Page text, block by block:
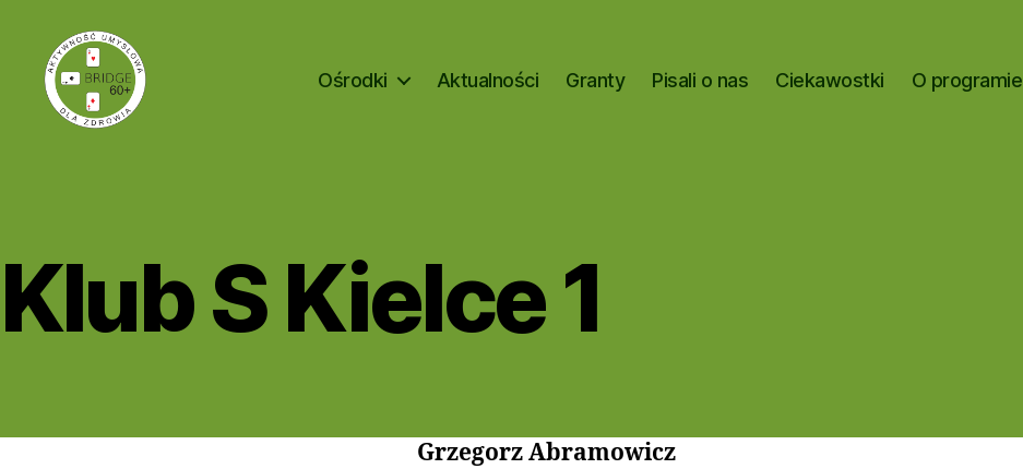
Ośrodki Aktualności Granty Pisali o nas Ciekawostki O programie
Klub S Kielce 1
Grzegorz Abramowicz